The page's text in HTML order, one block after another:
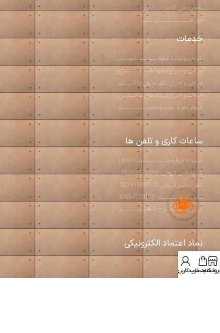
گلدان بتن اکسپـــــــــــوز
میز هــــــــــــــــــــای بتنی
خدمات
طراحی و تولید قطعـــــــــــــــات بتنی
طراحی و اجرای محوطه ســـــــــــــازی
طراحی و اجرای دکوراسیون داخــــــلی
طراحی و اجرای پروژه های ساختمانی
فروش مواد اولیه و مصالـــــــــــــــــح
ساعات کاری و تلفن ها
شنبه تا چهارشنبـــــــــــــــه 10 تا 16
کــارشناس فروش: 09383572668
تلفن دفتـر فروش: 02191034500
تلفن کارخانــــــــــه: 02634700117
آدرس کارخانه: کرج کمالشهــــــــــــر
نماد اعتماد الکترونیکی
سبد خرید
حساب کاربری من